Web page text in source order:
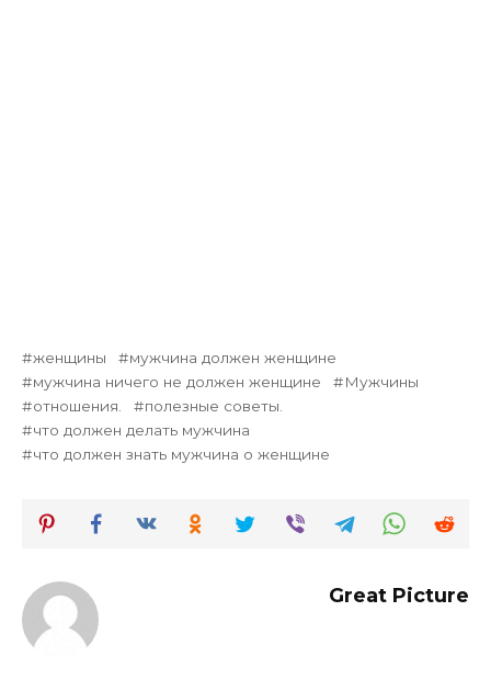
женщины
мужчина должен женщине
мужчина ничего не должен женщине
Мужчины
отношения.
полезные советы.
что должен делать мужчина
что должен знать мужчина о женщине
Great Picture